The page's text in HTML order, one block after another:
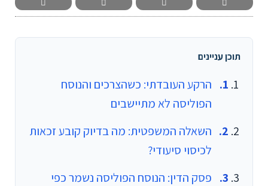
תוכן עניינים
הרקע העובדתי: כשהצרכים והנוסח
הפוליסה לא מתיישבים
השאלה המשפטית: מה בדיוק קובע זכאות
לכיסוי סיעודי?
פסק הדין: הנוסח הפוליסה נשמר כפי